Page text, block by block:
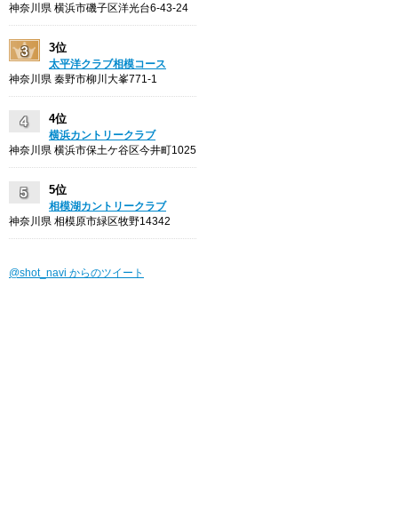
神奈川県 横浜市磯子区洋光台6-43-24
3位
太平洋クラブ相模コース
神奈川県 秦野市柳川大峯771-1
4位
横浜カントリークラブ
神奈川県 横浜市保土ケ谷区今井町1025
5位
相模湖カントリークラブ
神奈川県 相模原市緑区牧野14342
@shot_navi からのツイート